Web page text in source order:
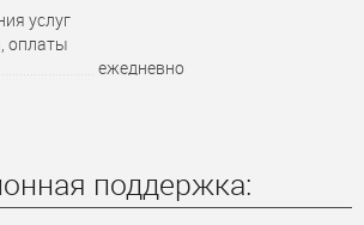
услуг
оплаты
ежедневно
поддержка: